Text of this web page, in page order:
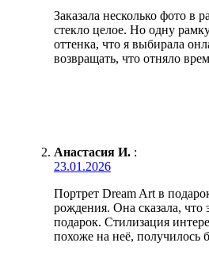
Заказала несколько фото в
стекло целое. Но одну
оттенка, что я выбирала
возвращать, что отняло
Анастасия И. :
23.01.2026
Портрет Dream Art в
рождения. Она сказала,
подарок. Стилизация
похоже на неё, получилось